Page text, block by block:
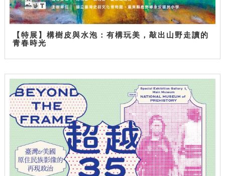
【特展】構樹皮與水泡：有構玩美，敲出山野走讀的
青春時光